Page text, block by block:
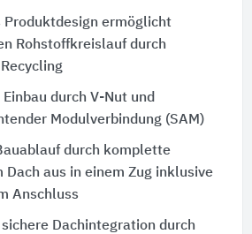
Produktdesign ermöglicht
Rohstoffkreislauf durch
Einbau durch V-Nut und
Modulverbindung (SAM)
durch komplette
Dach aus in einem Zug inklusive
Anschluss
sichere Dachintegration durch